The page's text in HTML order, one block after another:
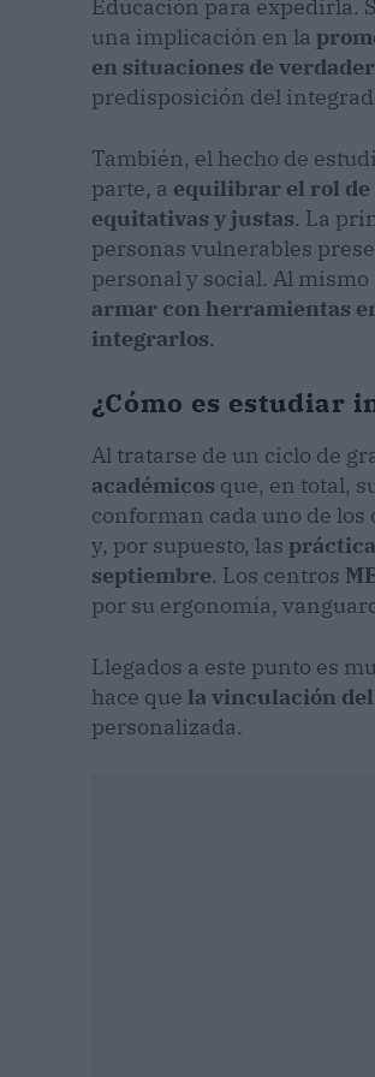
Educación para expedirla.
una implicación en la
en situaciones de
predisposición del
También, el hecho de
parte, a equilibrar el rol de
equitativas y justas. La
personas vulnerables
personal y social. Al
armar con herramientas
integrarlos.
¿Cómo es estudiar
Al tratarse de un ciclo de
académicos que, en total,
conforman cada uno de
y, por supuesto, las
septiembre. Los centros
por su ergonomía,
Llegados a este punto es
hace que la vinculación
personalizada.